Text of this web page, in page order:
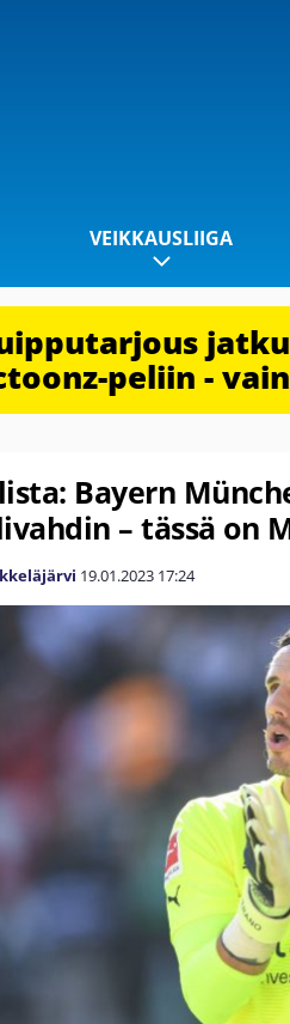
VEIKKAUSLIIGA
peliin -
Bayern
– tässä on
19.01.2023 17:24